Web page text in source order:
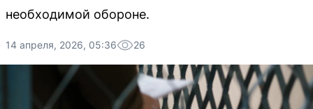
необходимой обороне.
14 апреля, 2026, 05:36 26